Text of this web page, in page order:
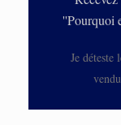
''Pourquoi
Je déteste